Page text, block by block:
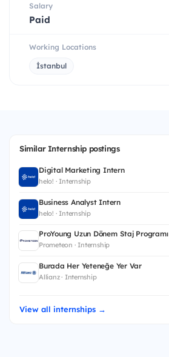
Salary
Paid
Working Locations
İstanbul
Similar Internship postings
Digital Marketing Intern
helo! · Internship
Business Analyst Intern
helo! · Internship
ProYoung Uzun Dönem Staj Programı
Prometeon · Internship
Burada Her Yeteneğe Yer Var
Allianz · Internship
View all internships →